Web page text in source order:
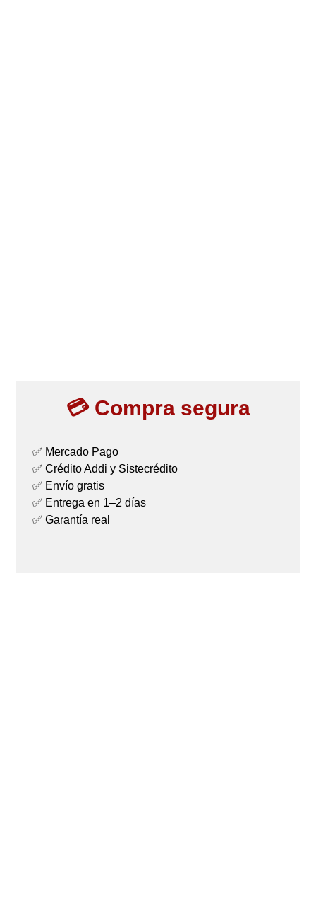
💳 Compra segura
✅ Mercado Pago
✅ Crédito Addi y Sistecrédito
✅ Envío gratis
✅ Entrega en 1–2 días
✅ Garantía real